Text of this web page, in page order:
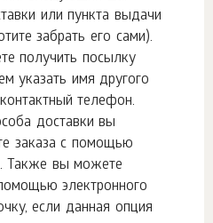
или пункта выдачи
забрать его сами).
получить посылку
указать имя другого
телефон.
доставки вы
заказа с помощью
Также вы можете
электронного
если данная опция